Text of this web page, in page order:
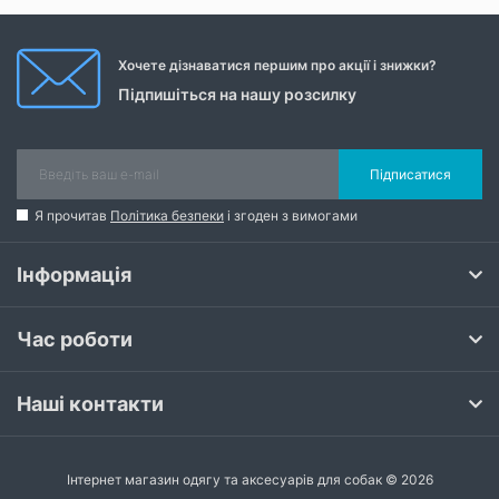
Хочете дізнаватися першим про акції і знижки?
Підпишіться на нашу розсилку
Підписатися
Я прочитав Політика безпеки і згоден з вимогами
Інформація
Час роботи
Наші контакти
Інтернет магазин одягу та аксесуарів для собак © 2026